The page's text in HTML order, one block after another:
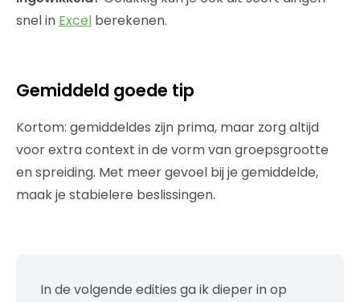
snel in Excel berekenen.
Gemiddeld goede tip
Kortom: gemiddeldes zijn prima, maar zorg altijd
voor extra context in de vorm vangroepsgrootte
en spreiding. Met meer gevoel bij je gemiddelde,
maak je stabielere beslissingen.
In de volgende edities ga ik dieper in op